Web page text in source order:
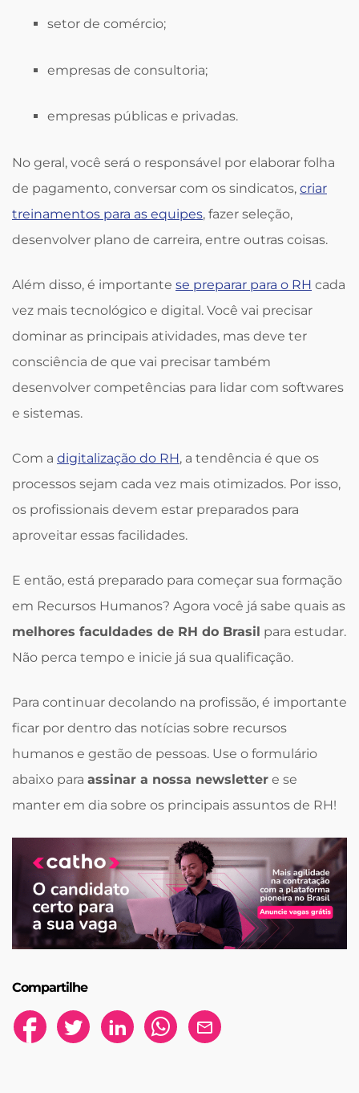
setor de comércio;
empresas de consultoria;
empresas públicas e privadas.
No geral, você será o responsável por elaborar folha
de pagamento, conversar com os sindicatos, criar
treinamentos para as equipes, fazer seleção,
desenvolver plano de carreira, entre outras coisas.
Além disso, é importante se preparar para o RH cada
vez mais tecnológico e digital. Você vai precisar
dominar as principais atividades, mas deve ter
consciência de que vai precisar também
desenvolver competências para lidar com softwares
e sistemas.
Com a digitalização do RH, a tendência é que os
processos sejam cada vez mais otimizados. Por isso,
os profissionais devem estar preparados para
aproveitar essas facilidades.
E então, está preparado para começar sua formação
em Recursos Humanos? Agora você já sabe quais as
melhores faculdades de RH do Brasil para estudar.
Não perca tempo e inicie já sua qualificação.
Para continuar decolando na profissão, é importante
ficar por dentro das notícias sobre recursos
humanos e gestão de pessoas. Use o formulário
abaixo para assinar a nossa newsletter e se
manter em dia sobre os principais assuntos de RH!
Compartilhe